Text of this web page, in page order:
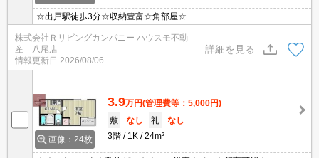
☆出戸駅徒歩3分☆収納豊富☆角部屋☆
株式会社Ｒリビングカンパニー ハウスモ不動
産 八尾店
情報更新日 2026/08/06
詳細を見る
画像：24枚
3.9万円(管理費等：5,000円)
敷
なし 礼
なし
3階
1K 24m²